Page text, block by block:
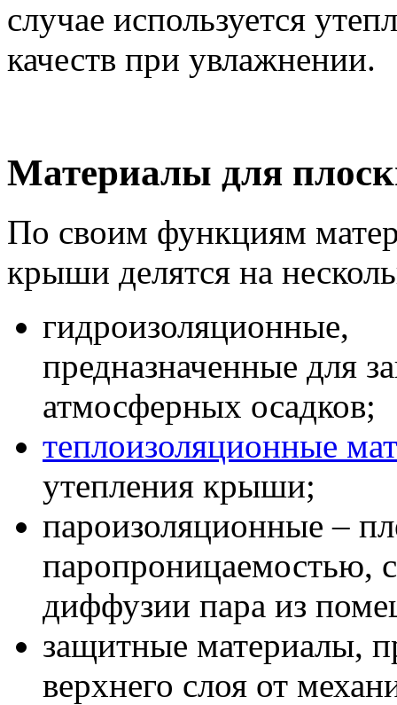
случае используется
качеств при увлажнении.
Материалы для
По своим функциям
крыши делятся на
гидроизоляционные,
предназначенные для
атмосферных осадков;
теплоизоляционные
утепления крыши;
пароизоляционные –
паропроницаемостью,
диффузии пара из
защитные материалы,
верхнего слоя от